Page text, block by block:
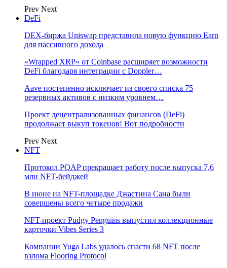
Prev Next
DeFi
DEX-биржа Uniswap представила новую функцию Earn
для пассивного дохода
«Wrapped XRP» от Coinbase расширяет возможности
DeFi благодаря интеграции с Doppler…
Aave постепенно исключает из своего списка 75
резервных активов с низким уровнем…
Проект децентрализованных финансов (DeFi)
продолжает выкуп токенов! Вот подробности
Prev Next
NFT
Протокол POAP прекращает работу после выпуска 7,6
млн NFT‑бейджей
В июне на NFT-площадке Джастина Сана были
совершены всего четыре продажи
NFT-проект Pudgy Penguins выпустил коллекционные
карточки Vibes Series 3
Компании Yuga Labs удалось спасти 68 NFT после
взлома Flooring Protocol